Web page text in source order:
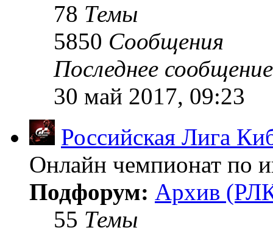
78 Темы
5850 Сообщения
Последнее сообщение
30 май 2017, 09:23
Российская Лига
Онлайн чемпионат по
Подфорум: Архив
55 Темы